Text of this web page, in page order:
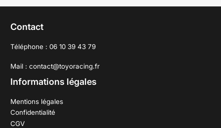
Contact
Téléphone : 06 10 39 43 79
Mail : contact@toyoracing.fr
Informations légales
Mentions légales
Confidentialité
CGV